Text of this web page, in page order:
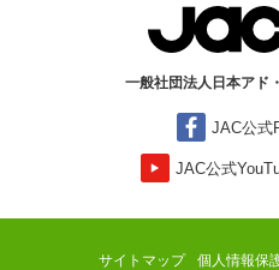
一般社団法人日本アド
JAC公式
JAC公式
サイトマップ 個人情報保